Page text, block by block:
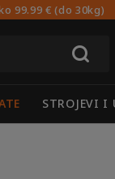
99.99 € (do 30kg)
STROJEVI I